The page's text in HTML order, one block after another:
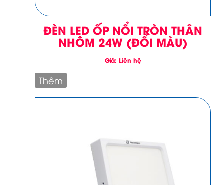
ĐÈN LED ỐP NỔI TRÒN THÂN
NHÔM 24W (ĐỔI MÀU)
Giá: Liên hệ
Thêm